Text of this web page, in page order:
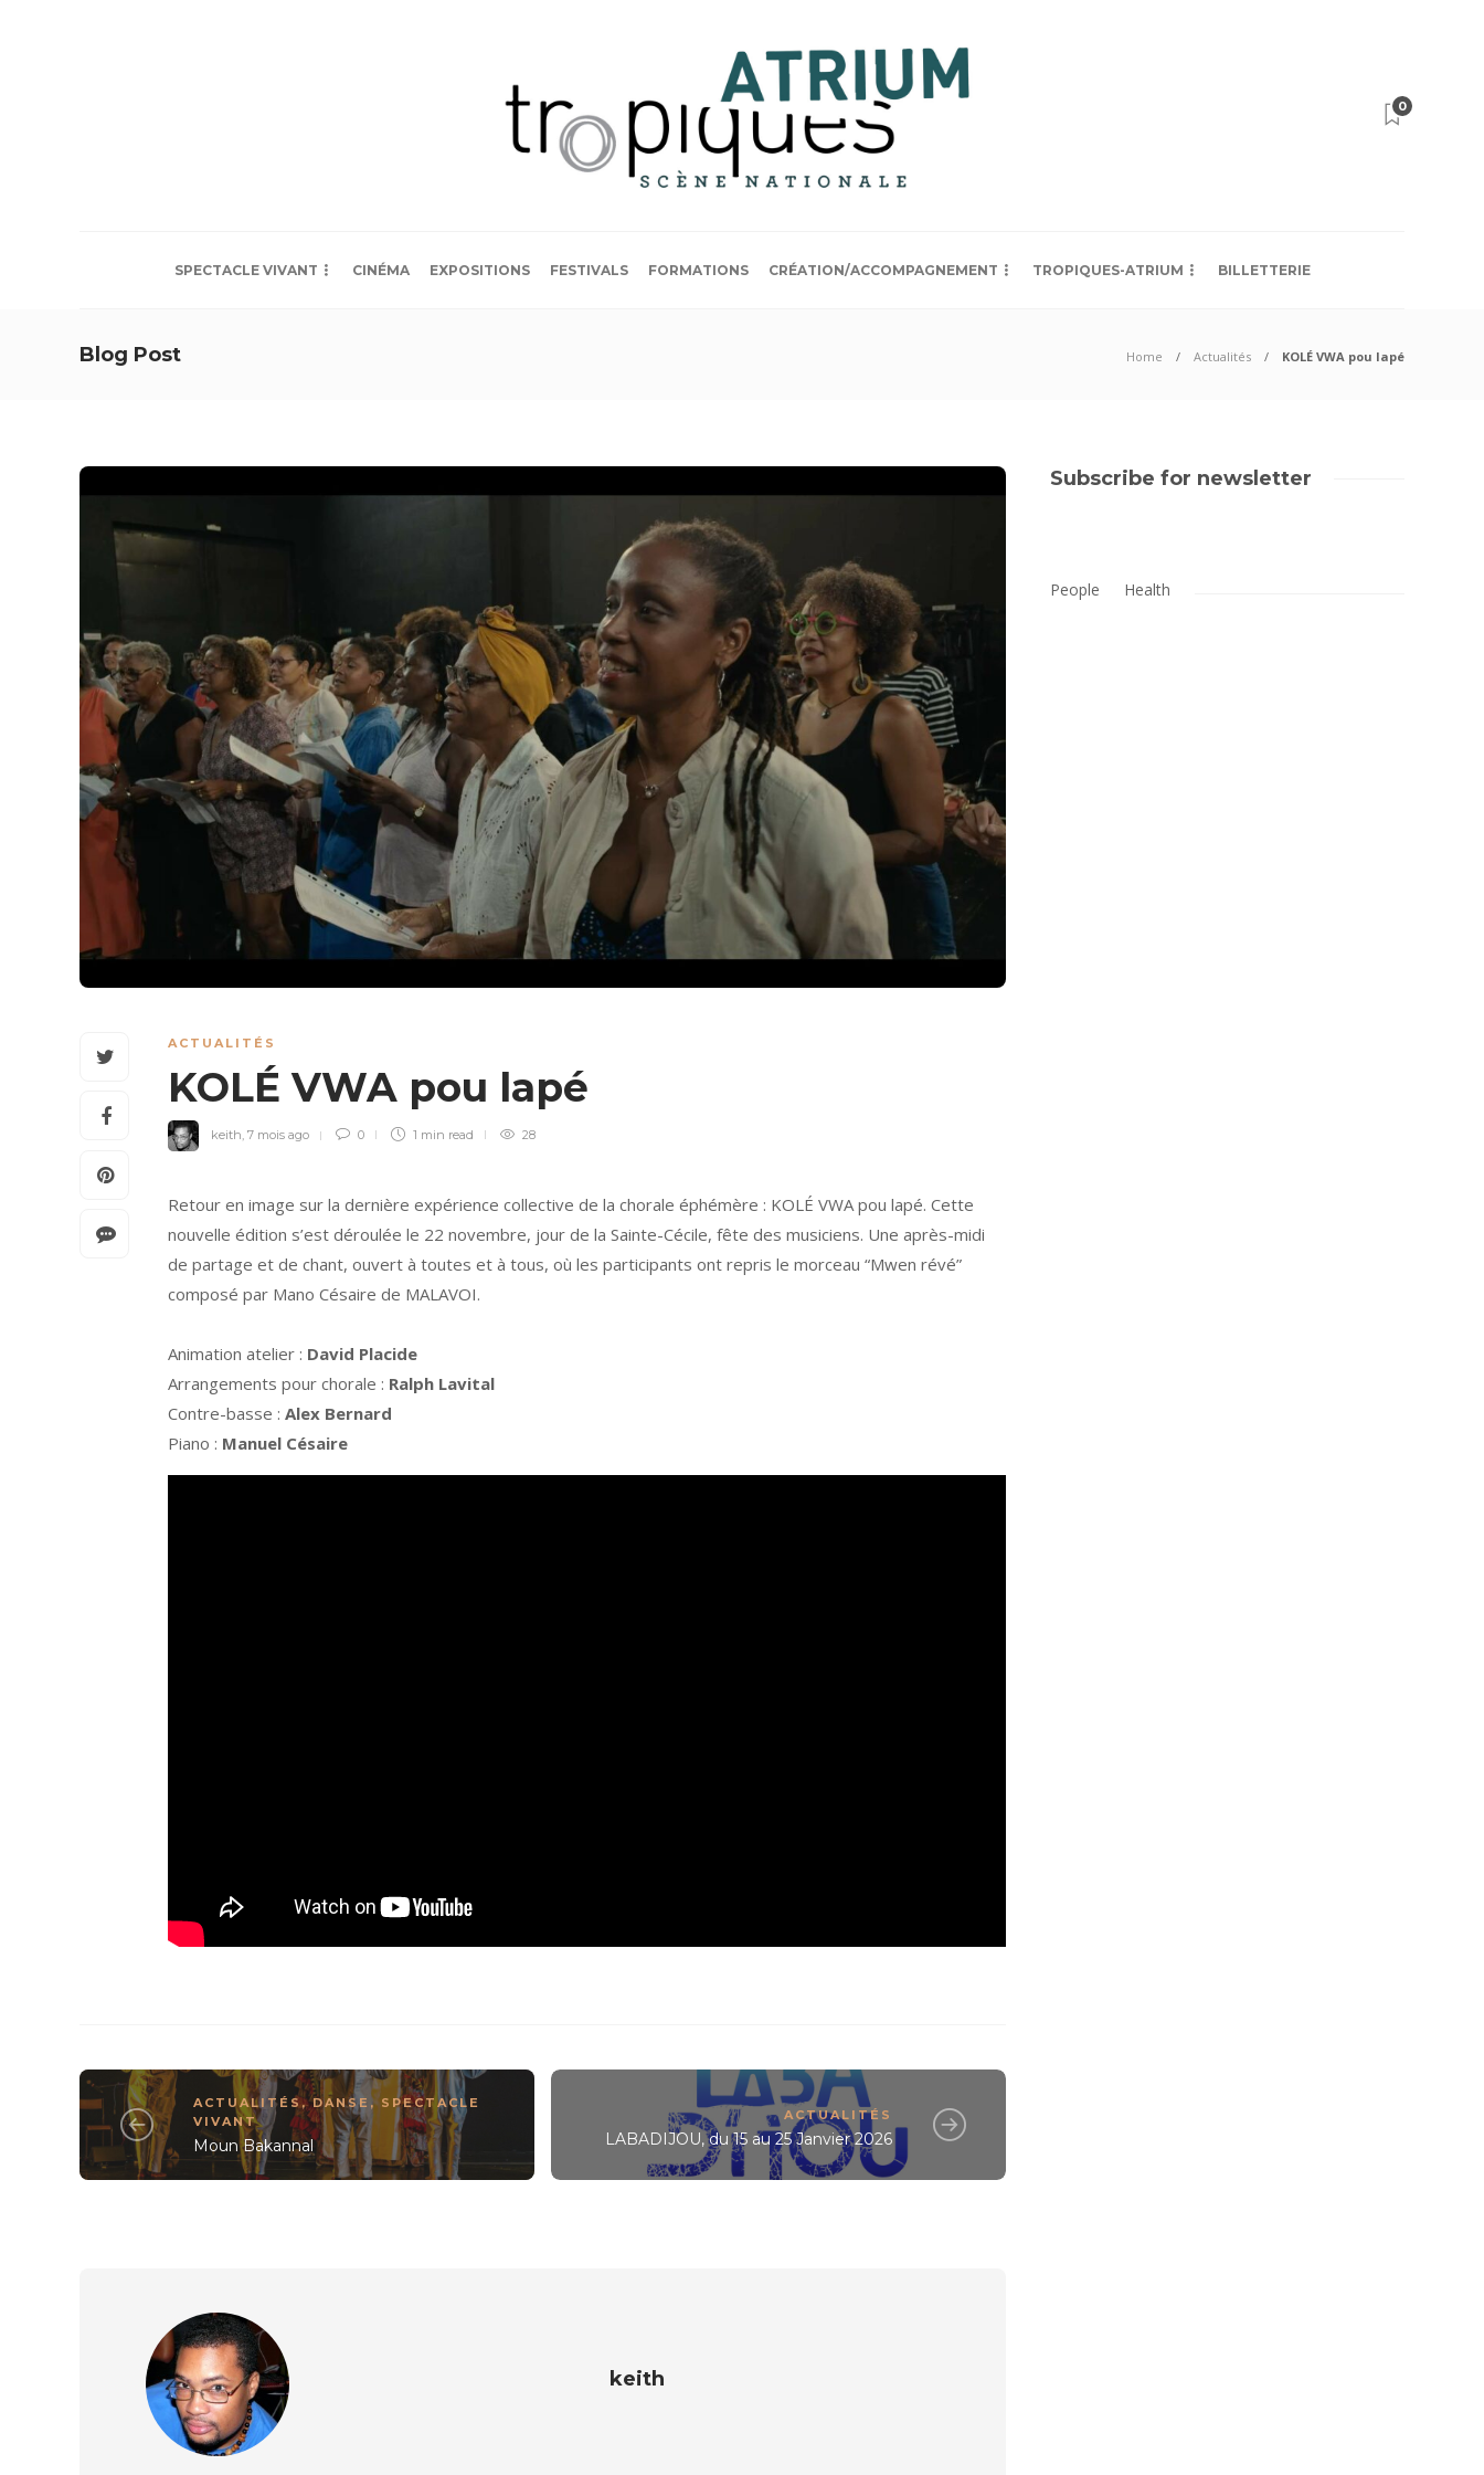
0
SPECTACLE VIVANT CINÉMA EXPOSITIONS FESTIVALS FORMATIONS CRÉATION/ACCOMPAGNEMENT TROPIQUES-ATRIUM BILLETTERIE
Blog Post Home Actualités KOLÉ VWA pou lapé
ACTUALITÉS
KOLÉ VWA pou lapé
keith, 7 mois ago 0 1 min read 28
Retour en image sur la dernière expérience collective de la chorale éphémère : KOLÉ VWA pou lapé. Cette
nouvelle édition s’est déroulée le 22 novembre, jour de la Sainte-Cécile, fête des musiciens. Une après-midi
de partage et de chant, ouvert à toutes et à tous, où les participants ont repris le morceau “Mwen révé”
composé par Mano Césaire de MALAVOI.
Animation atelier : David Placide
Arrangements pour chorale : Ralph Lavital
Contre-basse : Alex Bernard
Piano : Manuel Césaire
ACTUALITÉS,DANSE , SPECTACLE
VIVANT
Moun Bakannal
ACTUALITÉS
LABADIJOU, du 15 au 25 Janvier 2026
keith
Subscribe for newsletter
People Health